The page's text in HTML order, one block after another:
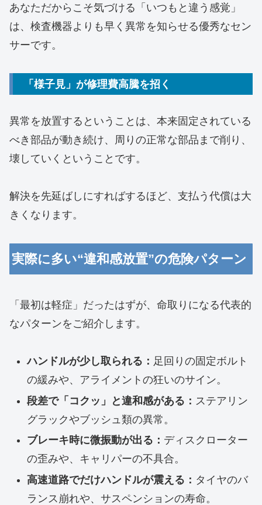
あなただからこそ気づける「いつもと違う感覚」
は、検査機器よりも早く異常を知らせる優秀なセン
サーです。
「様子見」が修理費高騰を招く
異常を放置するということは、本来固定されている
べき部品が動き続け、周りの正常な部品まで削り、
壊していくということです。
解決を先延ばしにすればするほど、支払う代償は大
きくなります。
実際に多い“違和感放置”の危険パターン
「最初は軽症」だったはずが、命取りになる代表的
なパターンをご紹介します。
ハンドルが少し取られる： 足回りの固定ボルト
の緩みや、アライメントの狂いのサイン。
段差で「コクッ」と違和感がある： ステアリン
グラックやブッシュ類の異常。
ブレーキ時に微振動が出る： ディスクローター
の歪みや、キャリパーの不具合。
高速道路でだけハンドルが震える： タイヤのバ
ランス崩れや、サスペンションの寿命。